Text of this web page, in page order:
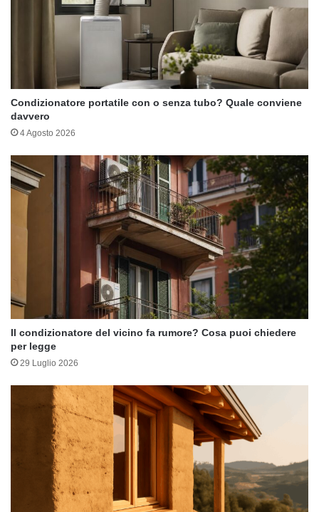
Condizionatore portatile con o senza tubo? Quale conviene
davvero
4 Agosto 2026
Il condizionatore del vicino fa rumore? Cosa puoi chiedere
per legge
29 Luglio 2026